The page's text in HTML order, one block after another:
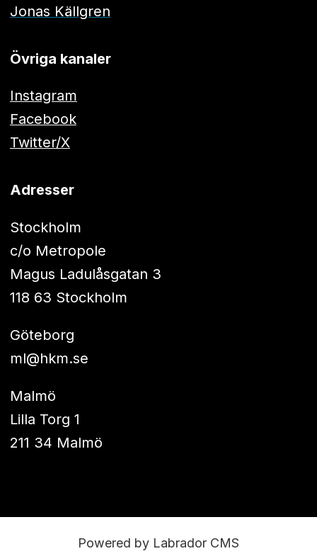
Jonas Källgren
Övriga kanaler
Instagram
Facebook
Twitter/X
Adresser
Stockholm
c/o Metropole
Magus Ladulåsgatan 3
118 63 Stockholm
Göteborg
ml@hkm.se
Malmö
Lilla Torg 1
211 34 Malmö
Powered by Labrador CMS